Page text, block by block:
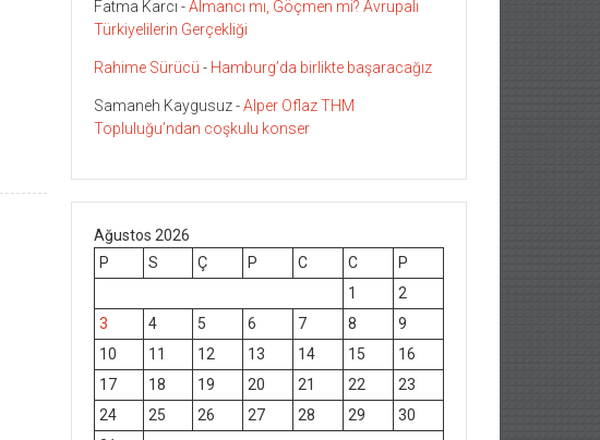
Fatma Karcı -Almancı mı, Göçmen mi? Avrupalı
Türkiyelilerin Gerçekliği
Rahime Sürücü - Hamburg’da birlikte başaracağız
Samaneh Kaygusuz-Alper Oflaz THM
Topluluğu’ndan coşkulu konser
Ağustos 2026
P
S Ç P C C
P
1
2
3
4 5 6 7 8
9
10
11 12 13 14 15
16
17
18 19 20 21 22
23
24
25 26 27 28 29
30